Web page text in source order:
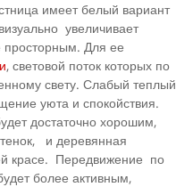
имеет белый вариант
увеличивает
просторным. Для ее
, световой поток которых по
свету. Слабый теплый
уюта и спокойствия.
достаточно хорошим,
и деревянная
красе. Передвижение по
более активным,